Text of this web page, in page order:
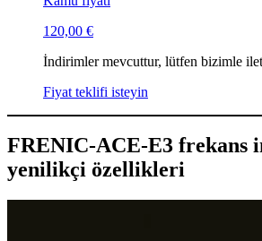
120,00 €
İndirimler mevcuttur, lütfen bizimle
Fiyat teklifi isteyin
FRENIC-ACE-E3 frekans
yenilikçi özellikleri